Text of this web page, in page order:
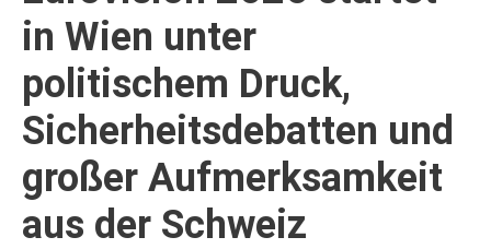
in Wien unter
politischem Druck,
Sicherheitsdebatten und
großer Aufmerksamkeit
aus der Schweiz